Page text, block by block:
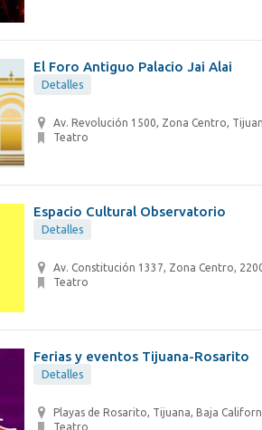
El Foro Antiguo Palacio Jai Alai
Detalles
Av. Revolución 1500, Zona Centro,
Teatro
Espacio Cultural Observatorio
Detalles
Av. Constitución 1337, Zona Centro,
Teatro
Ferias y eventos Tijuana-Rosarito
Detalles
Playas de Rosarito, Tijuana, Baja
Teatro